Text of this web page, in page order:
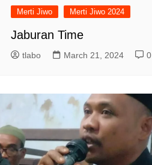
Merti Jiwo Merti Jiwo 2024
Jaburan Time
tlabo March 21, 2024 0